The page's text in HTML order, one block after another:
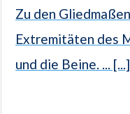
Zu den
Extremitäten des
und die Beine. ... [...]